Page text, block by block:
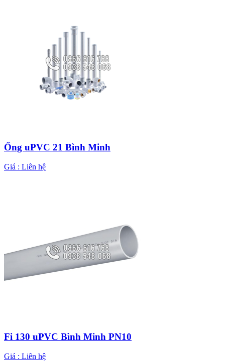
Ống uPVC 21 Bình Minh
Giá : Liên hệ
Fi 130 uPVC Bình Minh PN10
Giá : Liên hệ